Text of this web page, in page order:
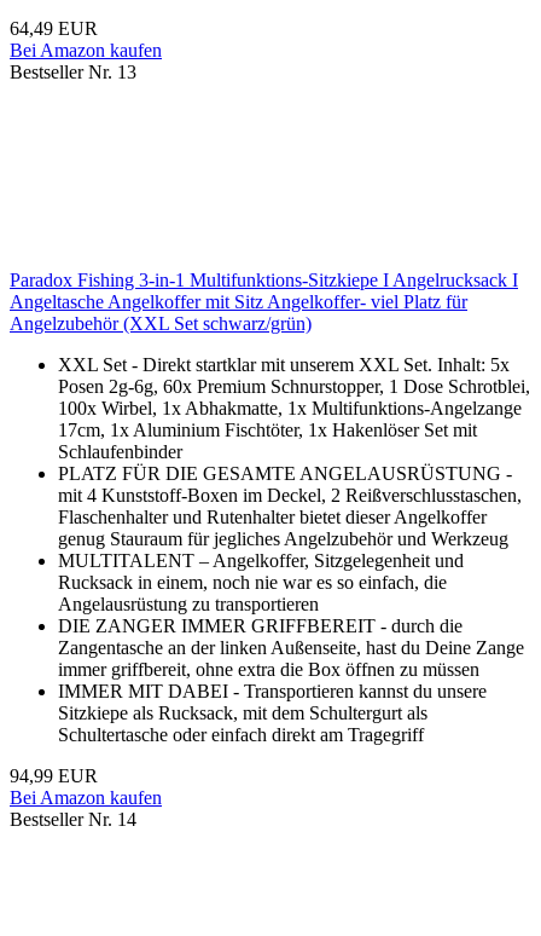
64,49 EUR
Bei Amazon kaufen
Bestseller Nr. 13
Paradox Fishing 3-in-1 Multifunktions-Sitzkiepe I Angelrucksack I
Angeltasche Angelkoffer mit Sitz Angelkoffer- viel Platz für
Angelzubehör (XXL Set schwarz/grün)
XXL Set - Direkt startklar mit unserem XXL Set. Inhalt: 5x
Posen 2g-6g, 60x Premium Schnurstopper, 1 Dose Schrotblei,
100x Wirbel, 1x Abhakmatte, 1x Multifunktions-Angelzange
17cm, 1x Aluminium Fischtöter, 1x Hakenlöser Set mit
Schlaufenbinder
PLATZ FÜR DIE GESAMTE ANGELAUSRÜSTUNG -
mit 4 Kunststoff-Boxen im Deckel, 2 Reißverschlusstaschen,
Flaschenhalter und Rutenhalter bietet dieser Angelkoffer
genug Stauraum für jegliches Angelzubehör und Werkzeug
MULTITALENT – Angelkoffer, Sitzgelegenheit und
Rucksack in einem, noch nie war es so einfach, die
Angelausrüstung zu transportieren
DIE ZANGER IMMER GRIFFBEREIT - durch die
Zangentasche an der linken Außenseite, hast du Deine Zange
immer griffbereit, ohne extra die Box öffnen zu müssen
IMMER MIT DABEI - Transportieren kannst du unsere
Sitzkiepe als Rucksack, mit dem Schultergurt als
Schultertasche oder einfach direkt am Tragegriff
94,99 EUR
Bei Amazon kaufen
Bestseller Nr. 14